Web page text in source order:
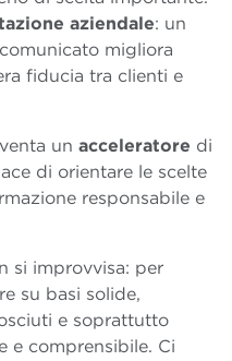
aziendale: un
migliora
fiducia tra clienti e
un acceleratore di
di orientare le scelte
responsabile e
si improvvisa: per
su basi solide,
e soprattutto
e comprensibile. Ci